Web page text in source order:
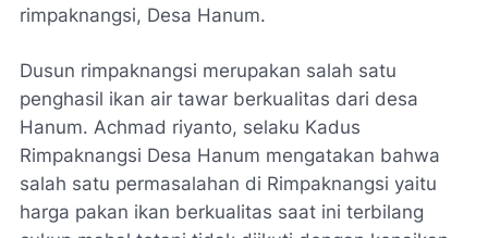
rimpaknangsi, Desa Hanum.
Dusun rimpaknangsi merupakan salah satu
penghasil ikan air tawar berkualitas dari desa
Hanum. Achmad riyanto, selaku Kadus
Rimpaknangsi Desa Hanum mengatakan bahwa
salah satu permasalahan di Rimpaknangsi yaitu
harga pakan ikan berkualitas saat ini terbilang